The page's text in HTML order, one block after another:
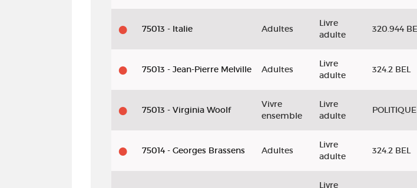
75013 - Italie Adultes
Livre
adulte
320.944
75013 - Jean-Pierre Melville Adultes
Livre
adulte
324.2 BEL
75013 - Virginia Woolf
Vivre
ensemble
Livre
adulte
75014 - Georges Brassens Adultes
Livre
adulte
324.2 BEL
Livre